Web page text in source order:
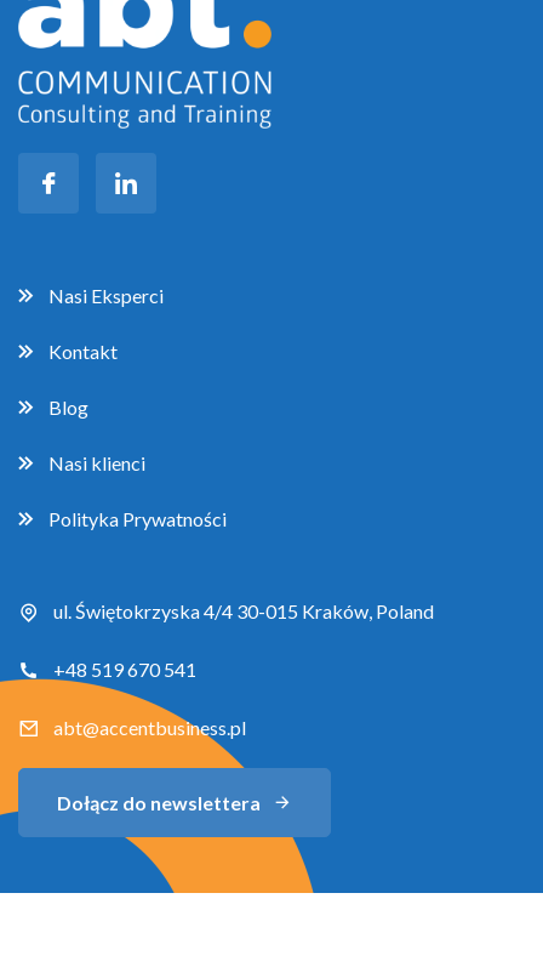
Nasi Eksperci
Kontakt
Blog
Nasi klienci
Polityka Prywatności
ul. Świętokrzyska 4/4 30-015 Kraków, Poland
+48 519 670 541
abt@accentbusiness.pl
Dołącz do newslettera